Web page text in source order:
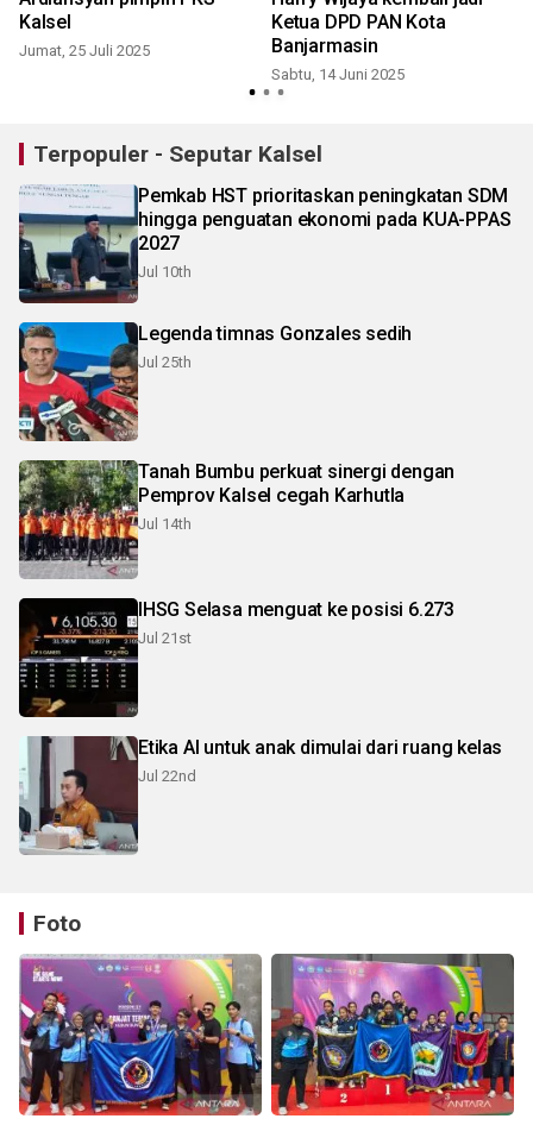
Kalsel
Jumat, 25 Juli 2025
Ketua DPD PAN Kota
Banjarmasin
Sabtu, 14 Juni 2025
Terpopuler - Seputar Kalsel
Pemkab HST prioritaskan peningkatan SDM
hingga penguatan ekonomi pada KUA-PPAS
2027
Jul 10th
Legenda timnas Gonzales sedih
Jul 25th
Tanah Bumbu perkuat sinergi dengan
Pemprov Kalsel cegah Karhutla
Jul 14th
IHSG Selasa menguat ke posisi 6.273
Jul 21st
Etika AI untuk anak dimulai dari ruang kelas
Jul 22nd
Foto